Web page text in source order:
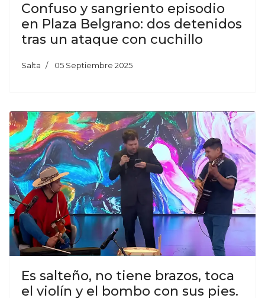
Confuso y sangriento episodio
en Plaza Belgrano: dos detenidos
tras un ataque con cuchillo
Salta 05 Septiembre 2025
Es salteño, no tiene brazos, toca
el violín y el bombo con sus pies.